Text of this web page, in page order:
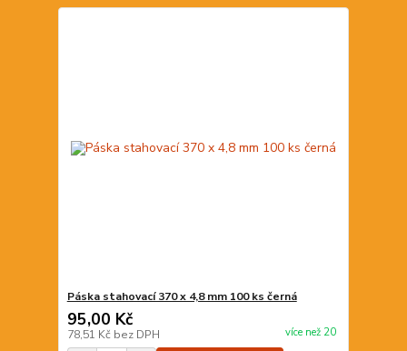
Páska stahovací 370 x 4,8 mm 100 ks černá
95,00 Kč
78,51 Kč bez DPH více než 20